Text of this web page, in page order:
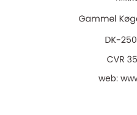
web: